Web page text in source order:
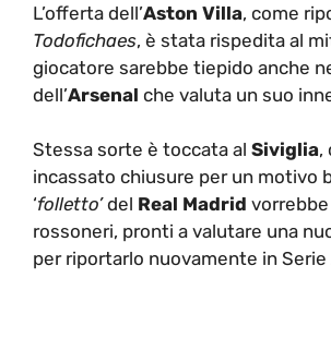
L’offerta dell’Aston Villa, come
Todofichaes, è stata rispedita al
giocatore sarebbe tiepido anche
dell’Arsenal che valuta un suo
Stessa sorte è toccata al Siviglia,
incassato chiusure per un motivo
‘folletto’del Real Madrid
rossoneri, pronti a valutare una
per riportarlo nuovamente in Serie